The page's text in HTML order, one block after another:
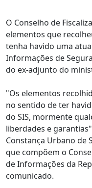
O Conselho de
elementos que
tenha havido uma
Informações de
do ex-adjunto do
"Os elementos
no sentido de ter
do SIS, mormente
liberdades e
Constança Urbano de
que compõem o
de Informações da
comunicado.